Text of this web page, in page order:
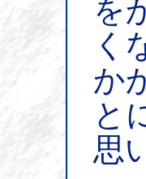
を
く
か
と
思